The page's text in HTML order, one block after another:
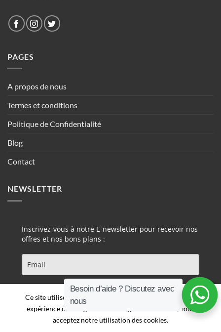
PAGES
A propos de nous
Termes et conditions
Politique de Confidentialité
Blog
Contact
NEWSLETTER
Inscrivez-vous à notre E-newsletter pour recevoir nos
offres et nos bons plans :
Besoin d’aide ? Discutez avec
nous
Ce site utilise des cookies pour vous offrir une meilleure
expérience de navigation. En naviguant sur ce site, vous
acceptez notre utilisation des cookies.